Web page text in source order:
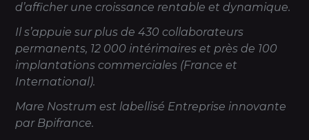
d’afficher une croissance rentable et dynamique.
Il s’appuie sur plus de 430 collaborateurs
permanents, 12 000 intérimaires et près de 100
implantations commerciales (France et
International).
Mare Nostrum est labellisé Entreprise innovante
par Bpifrance.